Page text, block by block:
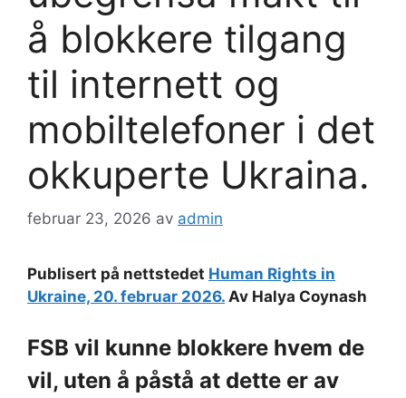
å blokkere tilgang
til internett og
mobiltelefoner i det
okkuperte Ukraina.
februar 23, 2026 av admin
Publisert på nettstedet Human Rights in
Ukraine, 20. februar 2026. Av Halya Coynash
FSB vil kunne blokkere hvem de
vil, uten å påstå at dette er av